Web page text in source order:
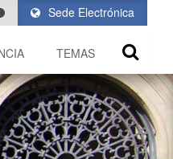
Sede Electrónica
TEMAS